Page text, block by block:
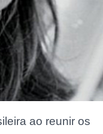
ao reunir os